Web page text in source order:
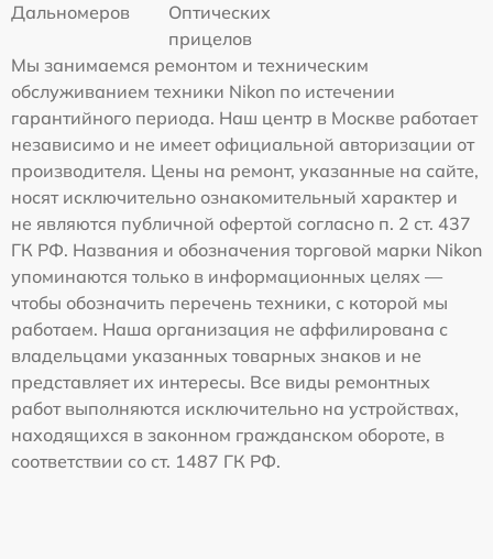
Дальномеров
Оптических
прицелов
Мы занимаемся ремонтом и техническим
обслуживанием техники Nikon по истечении
гарантийного периода. Наш центр в Москве работает
независимо и не имеет официальной авторизации от
производителя. Цены на ремонт, указанные на сайте,
носят исключительно ознакомительный характер и
не являются публичной офертой согласно п. 2 ст. 437
ГК РФ. Названия и обозначения торговой марки Nikon
упоминаются только в информационных целях —
чтобы обозначить перечень техники, с которой мы
работаем. Наша организация не аффилирована с
владельцами указанных товарных знаков и не
представляет их интересы. Все виды ремонтных
работ выполняются исключительно на устройствах,
находящихся в законном гражданском обороте, в
соответствии со ст. 1487 ГК РФ.